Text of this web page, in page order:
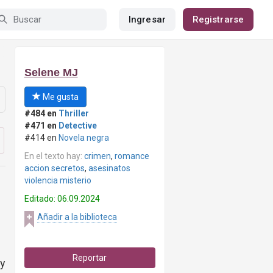
Ingresar Registrarse
Selene MJ
Me gusta
#484 en Thriller
#471 en Detective
#414 en Novela negra
En el texto hay: crimen, romance
accion secretos, asesinatos
violencia misterio
Editado: 06.09.2024
Añadir a la biblioteca
Reportar